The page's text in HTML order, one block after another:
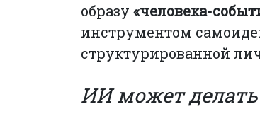
образу «человека-
инструментом
структурированной
ИИ может